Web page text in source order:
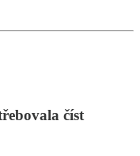
číst